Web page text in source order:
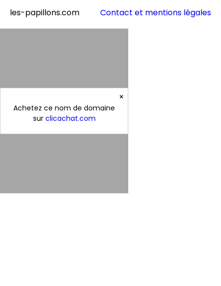
les-papillons.com Contact et mentions légales
×
Achetez ce nom de domaine
sur clicachat.com